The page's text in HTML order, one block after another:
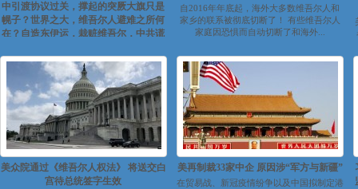
中引渡协议过关，撑起的突厥大旗只是
幌子？世界之大，维吾尔人避难之所何
在？自造东伊运，栽赃维吾尔，中共谎
https://www.youtube.com/watch?
v=Z99hVkXr8kw&feature=yout...
自2016年年底起，海外大多数维吾尔人和
家乡的联系被彻底切断了！ 有些维吾尔人
家庭因恐惧而自动切断了和海外...
美众院通过《维吾尔人权法》 将送交白
宫待总统签字生效
美再制裁33家中企 原因涉“军方与新疆”
在贸易战、新冠疫情纷争以及中国拟制定港